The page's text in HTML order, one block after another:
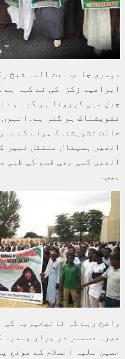
دوسری جانب آیت اللہ شیخ
ابراهیم زکزاکی نے کہا ہے
جیل میں کورونا ہو گیا ہے
تشویشناک ہو گئی
حالت تشویشناک ہونے کے
انھیں ہسپتال منتقل نہیں
انھیں کسی بھی قسم کی طبی
ہیں۔
واضح رہے کہ نائیجیریا کی
تیرہ دسمبر دو ہزار پندرہ
حسین علیہ السلام کے موقع